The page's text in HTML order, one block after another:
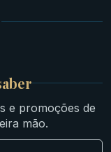
e promoções de
mão.